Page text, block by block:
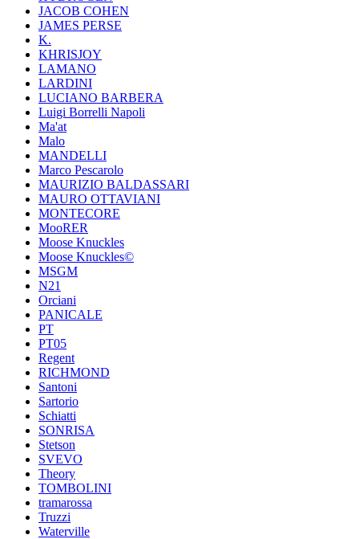
JACOB COHEN
JAMES PERSE
K.
KHRISJOY
LAMANO
LARDINI
LUCIANO BARBERA
Luigi Borrelli Napoli
Ma'at
Malo
MANDELLI
Marco Pescarolo
MAURIZIO BALDASSARI
MAURO OTTAVIANI
MONTECORE
MooRER
Moose Knuckles
Moose Knuckles©️
MSGM
N21
Orciani
PANICALE
PT
PT05
Regent
RICHMOND
Santoni
Sartorio
Schiatti
SONRISA
Stetson
SVEVO
Theory
TOMBOLINI
tramarossa
Truzzi
Waterville